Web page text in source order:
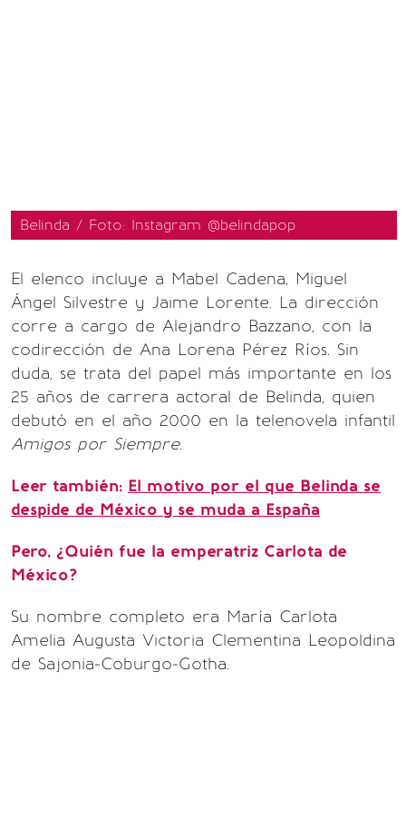
Belinda / Foto: Instagram @belindapop
El elenco incluye a Mabel Cadena, Miguel
Ángel Silvestre y Jaime Lorente. La dirección
corre a cargo de Alejandro Bazzano, con la
codirección de Ana Lorena Pérez Ríos. Sin
duda, se trata del papel más importante en los
25 años de carrera actoral de Belinda, quien
debutó en el año 2000 en la telenovela infantil
Amigos por Siempre.
Leer también: El motivo por el que Belinda se
despide de México y se muda a España
Pero, ¿Quién fue la emperatriz Carlota de
México?
Su nombre completo era María Carlota
Amelia Augusta Victoria Clementina Leopoldina
de Sajonia-Coburgo-Gotha.